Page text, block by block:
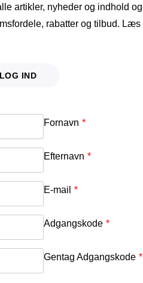
artikler, nyheder og indhold og
rabatter og tilbud. Læs
LOG IND
Fornavn *
Efternavn *
E-mail *
Adgangskode *
Gentag Adgangskode *
E-mail
Adgangskode